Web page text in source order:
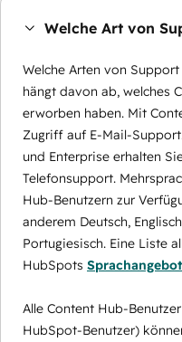
Welche Art von
Welche Arten von
hängt davon ab, welches
erworben haben. Mit
Zugriff auf E-Mail-
und Enterprise erhalten
Telefonsupport.
Hub-Benutzern zur
anderem Deutsch,
Portugiesisch. Eine Liste
HubSpots
Alle Content Hub-
HubSpot-Benutzer)